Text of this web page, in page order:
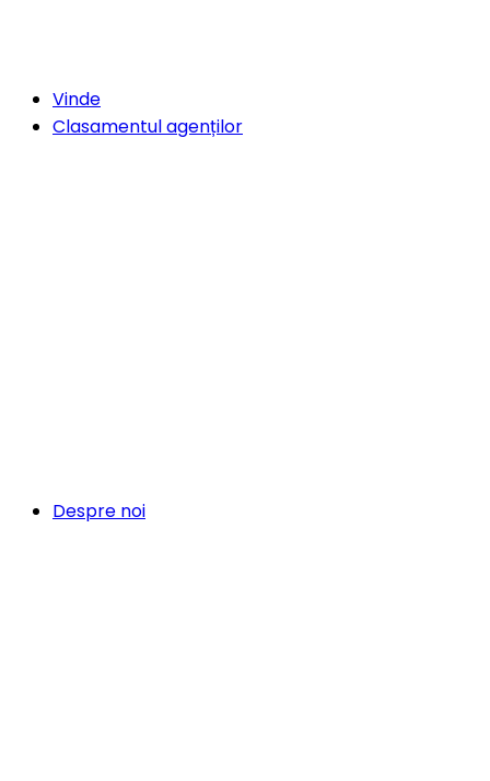
Vinde
Clasamentul agenților
Despre noi